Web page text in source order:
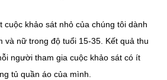
cuộc khảo sát nhỏ của chúng tôi dành
và nữ trong độ tuổi 15-35. Kết quả thu
người tham gia cuộc khảo sát có ít
tủ quần áo của mình.